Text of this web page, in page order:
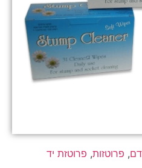
, פרוטזות, פרוטזת יד